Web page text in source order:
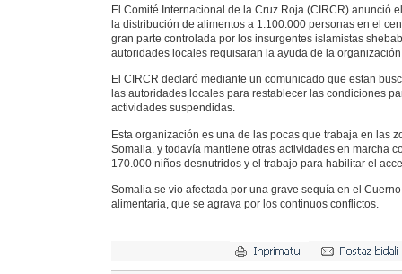
El Comité Internacional de la Cruz Roja (CIRCR) anunció
la distribución de alimentos a 1.100.000 personas en el
gran parte controlada por los insurgentes islamistas
autoridades locales requisaran la ayuda de la
El CIRCR declaró mediante un comunicado que estan
las autoridades locales para restablecer las condiciones
actividades suspendidas.
Esta organización es una de las pocas que trabaja en las
Somalia. y todavía mantiene otras actividades en marcha
170.000 niños desnutridos y el trabajo para habilitar el
Somalia se vio afectada por una grave sequía en el
alimentaria, que se agrava por los continuos conflictos.